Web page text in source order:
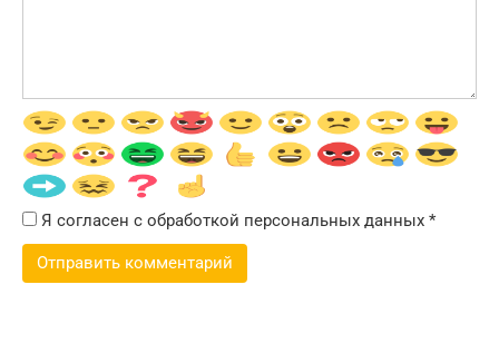
Я согласен с обработкой персональных данных *